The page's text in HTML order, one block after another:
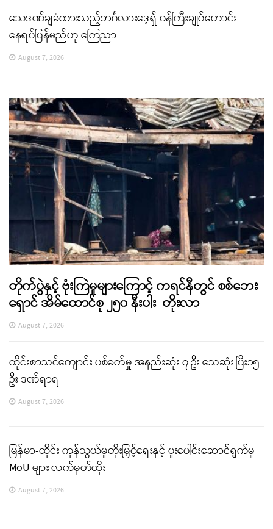
သေဒဏ်ချခံထားသည့်ဘင်္ဂလားဒေ့ရှ် ဝန်ကြီးချုပ်ဟောင်း
နေရပ်ပြန်မည်ဟု ကြေညာ
August 7, 2026
တိုက်ပွဲနှင့် ဗုံးကြဲမှုများကြောင့် ကရင်နီတွင် စစ်ဘေး
ရှောင် အိမ်ထောင်စု ၂၅၀ နီးပါး တိုးလာ
August 7, 2026
ထိုင်းစာသင်ကျောင်း ပစ်ခတ်မှု အနည်းဆုံး ၇ ဦး သေဆုံး ပြီး၁၅
ဦး ဒဏ်ရာရ
August 7, 2026
မြန်မာ-ထိုင်း ကုန်သွယ်မှုတိုးမြှင့်ရေးနှင့် ပူးပေါင်းဆောင်ရွက်မှု
MoU များ လက်မှတ်ထိုး
August 7, 2026